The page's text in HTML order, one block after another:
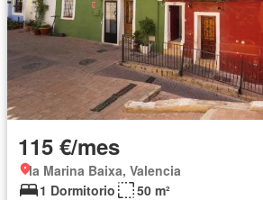
115 €/mes
la Marina Baixa, Valencia
1 Dormitorio
50 m²